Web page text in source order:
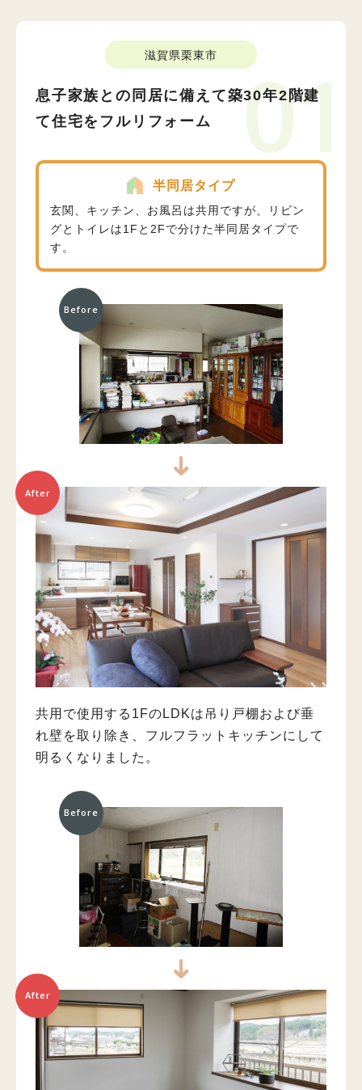
01
滋賀県栗東市
息子家族との同居に備えて築30年2階建
て住宅をフルリフォーム
半同居タイプ
玄関、キッチン、お風呂は共用ですが、リビン
グとトイレは1Fと2Fで分けた半同居タイプで
す。
Before
After
共用で使用する1FのLDKは吊り戸棚および垂
れ壁を取り除き、フルフラットキッチンにして
明るくなりました。
Before
After